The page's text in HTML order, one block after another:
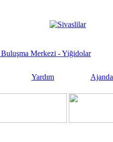
Merkezi - Yiğidolar
Yardım Ajanda